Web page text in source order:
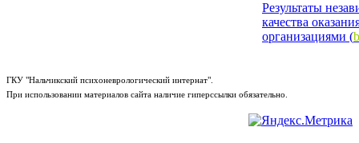
Результаты
качества
организациями (
ГКУ "Нальчикский психоневрологический интернат".
При использовании материалов сайта наличие гиперссылки обязательно.